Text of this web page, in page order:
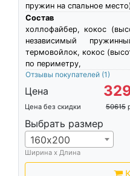
пружин на спальное
Состав
холлофайбер, кокос
независимый
термовойлок, кокос
по периметру,
Отзывы покупателей (1)
Цена
Цена без скидки 50615
Выбрать размер
160х200
Ширина х Длина